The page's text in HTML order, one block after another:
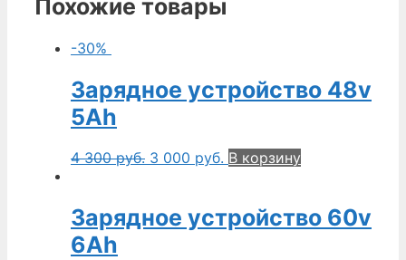
Похожие товары
-30%
Зарядное устройство 48v
5Ah
4 300руб. 3 000 руб. В корзину
Зарядное устройство 60v
6Ah